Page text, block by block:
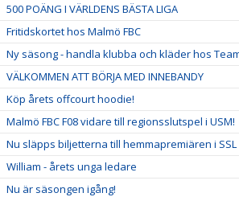
500 POÄNG I VÄRLDENS BÄSTA LIGA
Fritidskortet hos Malmö FBC
Ny säsong - handla klubba och kläder hos
VÄLKOMMEN ATT BÖRJA MED INNEBANDY
Köp årets offcourt hoodie!
Malmö FBC F08 vidare till regionsslutspel i USM!
Nu släpps biljetterna till hemmapremiären i SSL
William - årets unga ledare
Nu är säsongen igång!